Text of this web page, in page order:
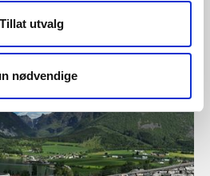
Tillat utvalg
nødvendige
skred og vassdrag
i Honningsvåg